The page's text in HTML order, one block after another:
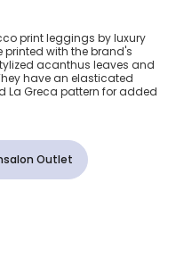
для
print leggings by luxury
printed with the brand's
acanthus leaves and
have an elasticated
Greca pattern for added
Outlet